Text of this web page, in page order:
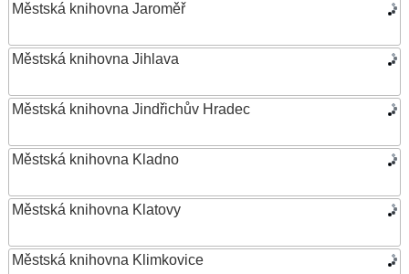
Městská knihovna Jaroměř
Městská knihovna Jihlava
Městská knihovna Jindřichův Hradec
Městská knihovna Kladno
Městská knihovna Klatovy
Městská knihovna Klimkovice